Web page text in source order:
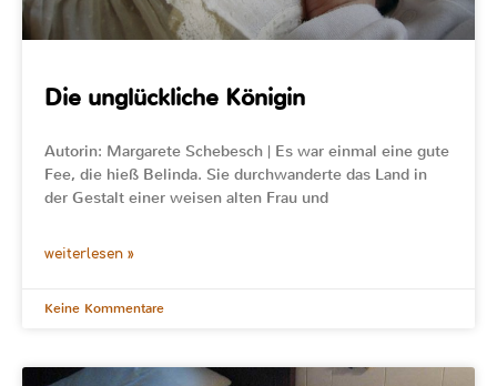
Die unglückliche Königin
Autorin: Margarete Schebesch | Es war einmal eine gute
Fee, die hieß Belinda. Sie durchwanderte das Land in
der Gestalt einer weisen alten Frau und
weiterlesen »
Keine Kommentare